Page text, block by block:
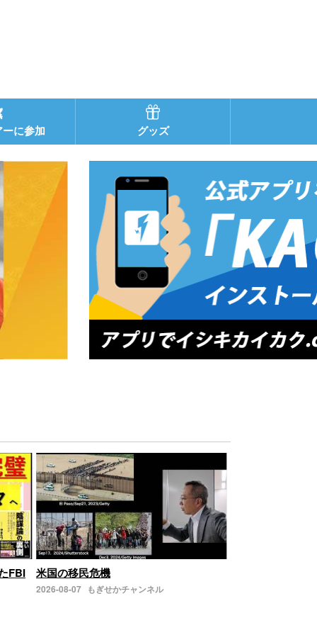
に参加 グッズ
FBI 米国の移民危機
2026-08-07 もぎせかチャンネル